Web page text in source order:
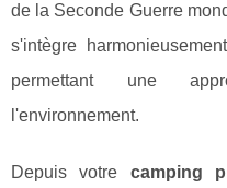
de la Seconde Guerre
s'intègre
permettant une
l'environnement.
Depuis votre camping